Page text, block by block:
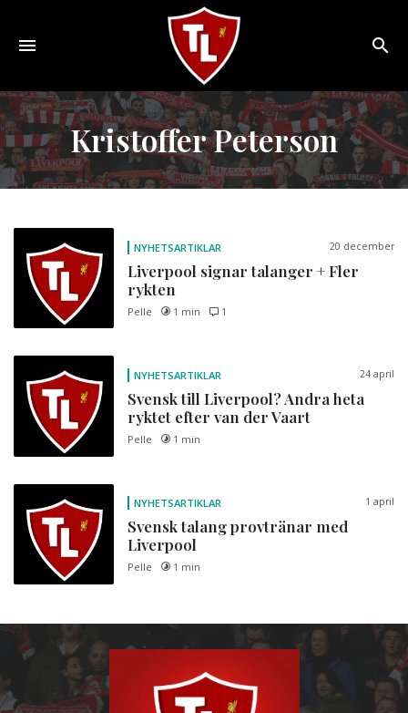
Sveriges
största
Liverpool
online
magazine!
Kristoffer Peterson
NYHETSARTIKLAR 20 december
Liverpool signar talanger + Fler
rykten
Pelle 1 min 1
NYHETSARTIKLAR 24 april
Svensk till Liverpool? Andra heta
ryktet efter van der Vaart
Pelle 1 min
NYHETSARTIKLAR 1 april
Svensk talang provtränar med
Liverpool
Pelle 1 min